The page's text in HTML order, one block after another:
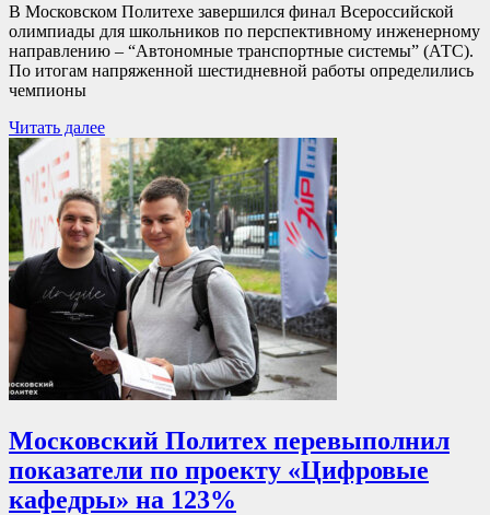
В Московском Политехе завершился финал Всероссийской
олимпиады для школьников по перспективному инженерному
направлению – “Автономные транспортные системы” (АТС).
По итогам напряженной шестидневной работы определились
чемпионы
Читать далее
Московский Политех перевыполнил
показатели по проекту «Цифровые
кафедры» на 123%